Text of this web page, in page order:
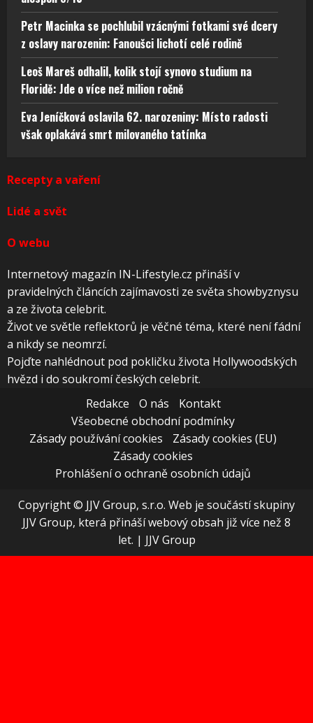
Petr Macinka se pochlubil vzácnými fotkami své dcery
z oslavy narozenin: Fanoušci lichotí celé rodině
Leoš Mareš odhalil, kolik stojí synovo studium na
Floridě: Jde o více než milion ročně
Eva Jeníčková oslavila 62. narozeniny: Místo radosti
však oplakává smrt milovaného tatínka
Recepty a vaření
Lidé a svět
O webu
Internetový magazín IN-Lifestyle.cz přináší v
pravidelných článcích zajímavosti ze světa showbyznysu
a ze života celebrit.
Život ve světle reflektorů je věčné téma, které není fádní
a nikdy se neomrzí.
Pojďte nahlédnout pod pokličku života Hollywoodských
hvězd i do soukromí českých celebrit.
Redakce
O nás
Kontakt
Všeobecné obchodní podmínky
Zásady používání cookies
Zásady cookies (EU)
Zásady cookies
Prohlášení o ochraně osobních údajů
Copyright © JJV Group, s.r.o. Web je součástí skupiny
JJV Group, která přináší webový obsah již více než 8
let. | JJV Group